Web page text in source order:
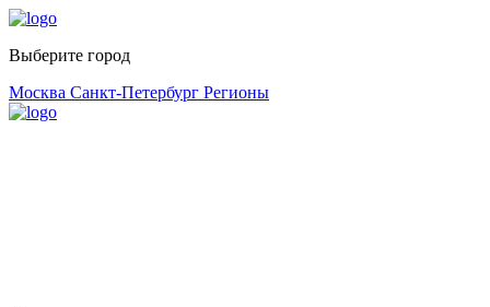
Выберите город
Москва Санкт-Петербург Регионы